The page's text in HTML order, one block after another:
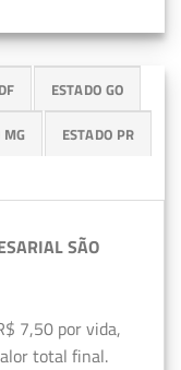
ESTADO GO
MG ESTADO PR
SÃO
7,50 por vida,
total final.